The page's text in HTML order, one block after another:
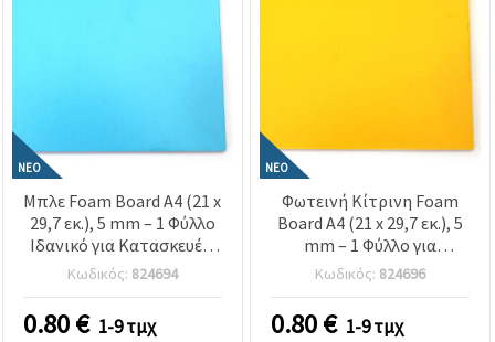
ΝΈΟ
Μπλε Foam Board A4 (21 x
29,7 εκ.), 5 mm – 1 Φύλλο
Ιδανικό για Κατασκευές,
Χειροτεχνίες, DIY &
Παρουσιάσεις
Κωδικός: 824694
0.80€ 1-9 τμχ
ΝΈΟ
Φωτεινή Κίτρινη Foam
Board Α4 (21 x 29,7 εκ.), 5
mm – 1 Φύλλο για
Χειροτεχνίες, Κατασκευές
& Σχολικά Projects
Κωδικός: 824696
0.80€ 1-9 τμχ